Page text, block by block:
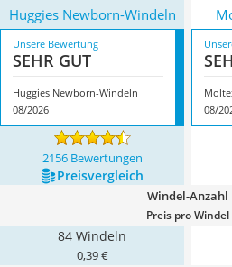
Huggies Newborn-Windeln
Unsere Bewertung
SEHR GUT
Huggies Newborn-Windeln
08/2026
08/
2156 Bewertungen
Preis­vergleich
Windel-Anzahl
Preis pro Windel
84 Windeln
0,39 €